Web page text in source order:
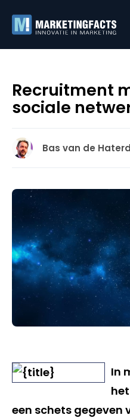
Recruitment
sociale
Bas van de Haterd
In
een schets gegeven